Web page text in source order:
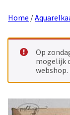
Home /
Op
mogelijk